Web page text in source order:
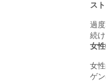
ス
過
続
女
女
ゲ